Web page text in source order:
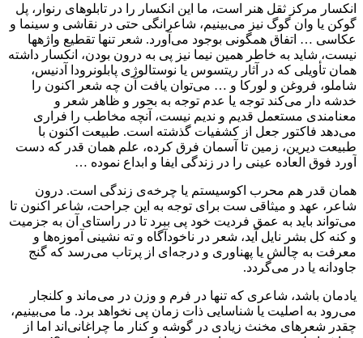
انکسار مرکز ثقل هنر است،‌ ما این انکسار را در تابلوهای رنوار، پل
گوکن یا وان گوگ نیز می‌بینیم، شاعرانگی حتی در نقاشی و سینما و
عکاسی … اتفاق همگونی بوجود می‌آورد. شعر تنها تقطیع واژهها
نیست، شاید به خاطر همین نیما نیز پی به درون بودن، انکسار داشته
همان تأویلی که در آثار ریتسوس یا نوستالوژی پابلونرودا آدنیس،‌
شاملو، فروغن و لورکا و … می‌توان یافت آن چه شعر اکنون را
خدشه دار می‌کند توجه یا عدم توجه به بحور و ظاهر شعر و
معنامندی مستعمل قدیم و ندیم نیست، آنچه مخاطب را فراری
می‌دهد فاکتور جعل از کشفیات گذشته است. طبیعت اکنون با
طبیعت دیرین، زمین تا آسمان فرق کرده، علم همان قدر که دست
آورد فوق العاده عینی را در زندگی ایفا و ابداع نموده …
همان قدر هم محرب اکوسیستم یا چرخه‌ی زندگی است. درون
شاعر، عهد و میثاقی ست برای توجه به این جراحت، شاعر اکنون تا
می‌تواند باید به عمق فردیت خود پی ببرد تا در راستای آن به جزمیت
و کنه کل بشر نایل آید، شعر در ناخودآگاه و ته نشینی آموزه‌ها و
معرفت به چالش یا پهناوری و درجه‌ای از پرتاب می‌رسد که گنج
جاودانه یا در می‌گردد.
یادمان باشد، شاعری که تنها در فرم و وزن در می‌ماند و کلنجار
می‌رود به اصلیت یا شناسایی ذات زمان پی نخواهد برد. ما می‌بینیم،
چقدر شعرهای مخنث زیادی در گوشه و کنار ما چراغانی‌اند اما از